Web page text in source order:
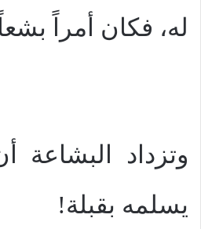
له، فكان أمراً
وتزداد البشاعة
يسلمه بقبلة!